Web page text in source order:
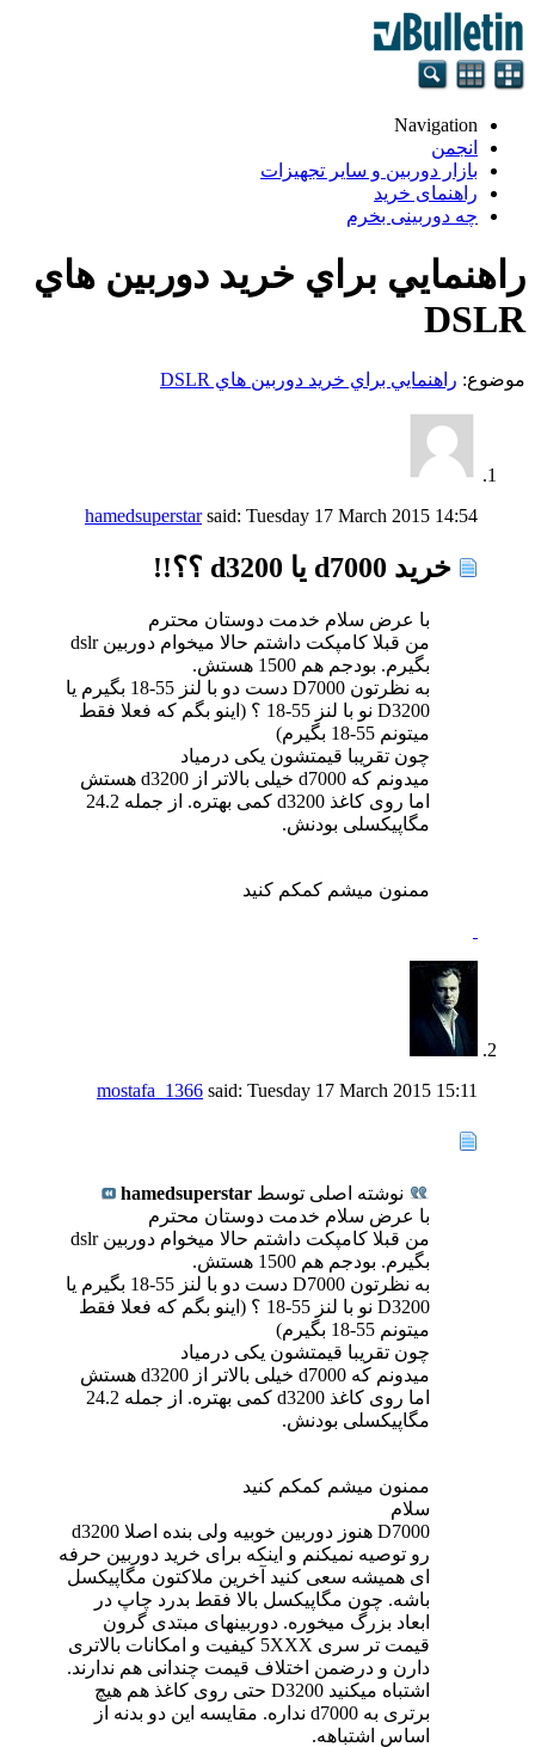
Navigation
انجمن
بازار دوربین و سایر تجهیزات
راهنمای خرید
چه دوربینی بخرم
راهنمايي براي خريد دوربين هاي
DSLR
موضوع: راهنمايي براي خريد دوربين هاي DSLR
hamedsuperstarsaid: Tuesday 17 March 2015 14:54
خرید d7000 یا d3200 ؟؟!!
با عرض سلام خدمت دوستان محترم
من قبلا کامپکت داشتم حالا میخوام دوربین dslr
بگیرم. بودجم هم 1500 هستش.
به نظرتون D7000 دست دو با لنز 55-18 بگیرم یا
D3200 نو با لنز 55-18 ؟ (اینو بگم که فعلا فقط
میتونم 55-18 بگیرم)
چون تقریبا قیمتشون یکی درمیاد
میدونم که d7000 خیلی بالاتر از d3200 هستش
اما روی کاغذ d3200 کمی بهتره. از جمله 24.2
مگاپیکسلی بودنش.
ممنون میشم کمکم کنید
mostafa_1366 said: Tuesday 17 March 2015 15:11
نوشته اصلی توسط hamedsuperstar
با عرض سلام خدمت دوستان محترم
من قبلا کامپکت داشتم حالا میخوام دوربین dslr
بگیرم. بودجم هم 1500 هستش.
به نظرتون D7000 دست دو با لنز 55-18 بگیرم یا
D3200 نو با لنز 55-18 ؟ (اینو بگم که فعلا فقط
میتونم 55-18 بگیرم)
چون تقریبا قیمتشون یکی درمیاد
میدونم که d7000 خیلی بالاتر از d3200 هستش
اما روی کاغذ d3200 کمی بهتره. از جمله 24.2
مگاپیکسلی بودنش.
ممنون میشم کمکم کنید
سلام
D7000 هنوز دوربین خوبیه ولی بنده اصلا d3200
رو توصیه نمیکنم و اینکه برای خرید دوربین حرفه
ای همیشه سعی کنید آخرین ملاکتون مگاپیکسل
باشه. چون مگاپیکسل بالا فقط بدرد چاپ در
ابعاد بزرگ میخوره. دوربینهای مبتدی گرون
قیمت تر سری 5XXX کیفیت و امکانات بالاتری
دارن و درضمن اختلاف قیمت چندانی هم ندارند.
اشتباه میکنید D3200 حتی روی کاغذ هم هیچ
برتری به d7000 نداره. مقایسه این دو بدنه از
اساس اشتباهه.